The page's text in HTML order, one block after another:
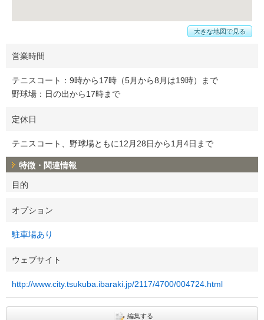
大きな地図で見る
営業時間
テニスコート：9時から17時（5月から8月は19時）まで
野球場：日の出から17時まで
定休日
テニスコート、野球場ともに12月28日から1月4日まで
特徴・関連情報
目的
オプション
駐車場あり
ウェブサイト
http://www.city.tsukuba.ibaraki.jp/2117/4700/004724.html
編集する